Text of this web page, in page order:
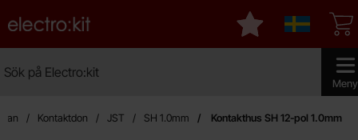
Meny
Startsidan för Electro:kit
Sverige
Mina favoriter
Kontaktdon JST SH 1.0mm Kontakthus SH 12-pol 1.0mm